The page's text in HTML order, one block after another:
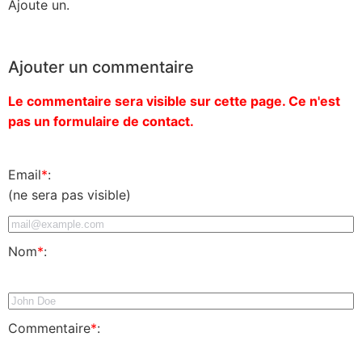
Ajoute un.
Ajouter un commentaire
Le commentaire sera visible sur cette page. Ce n'est
pas un formulaire de contact.
Email*:
(ne sera pas visible)
Nom*:
Commentaire*: